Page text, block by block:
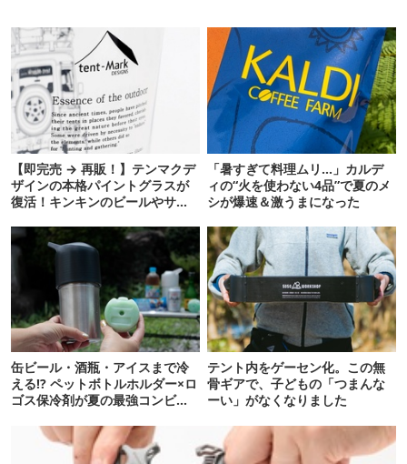
【即完売 → 再販！】テンマクデ
ザインの本格パイントグラスが
復活！キンキンのビールやサワ
「暑すぎて料理ムリ…」カルデ
ィの“火を使わない4品”で夏のメ
シが爆速＆激うまになった
缶ビール・酒瓶・アイスまで冷
える!? ペットボトルホルダー×ロ
ゴス保冷剤が夏の最強コンビだ
テント内をゲーセン化。この無
骨ギアで、子どもの「つまんな
ーい」がなくなりました